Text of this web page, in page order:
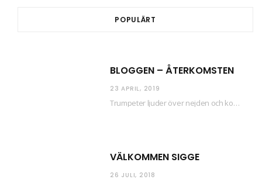
POPULÄRT
BLOGGEN – ÅTERKOMSTEN
23 APRIL, 2019
Trumpeter ljuder över nejden och konfetti regnar längsmed husfasaderna – FREDEN ÄR HÄR! Eller ahem.…
VÄLKOMMEN SIGGE
26 JULI, 2018